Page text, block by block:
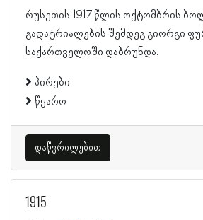
რუსეთის 1917 წლის ოქტომბრის
გადატრიალების შემდეგ გიორგი
საქართველოში დაბრუნდა.
პირები
წყარო
დაწვრილებით
1915